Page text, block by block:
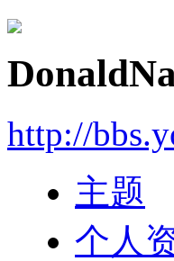
http://
主题
个人